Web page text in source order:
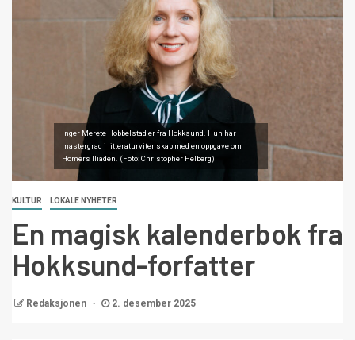
Inger Merete Hobbelstad er fra Hokksund. Hun har
mastergrad i litteraturvitenskap med en oppgave om
Homers Iliaden. (Foto: Christopher Helberg)
KULTUR LOKALE NYHETER
En magisk kalenderbok fra
Hokksund-forfatter
Redaksjonen 2. desember 2025